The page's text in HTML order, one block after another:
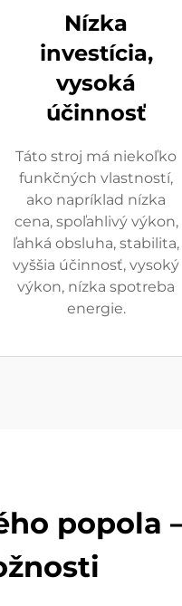
Nízka
investícia,
vysoká
účinnosť
Táto stroj má niekoľko
funkčných vlastností,
ako napríklad nízka
cena, spoľahlivý výkon,
ľahká obsluha, stabilita,
vyššia účinnosť, vysoký
výkon, nízka spotreba
energie.
popola